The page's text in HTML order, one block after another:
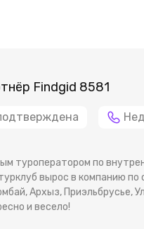
Findgid 8581
туроператором по
вырос в компанию
Архыз, Приэльбрусье,
и весело!